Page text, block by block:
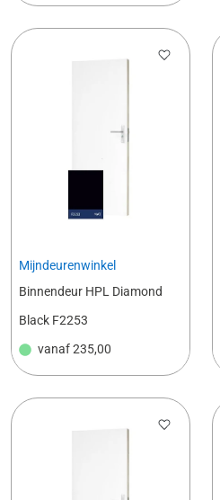
Mijndeurenwinkel
Binnendeur HPL Diamond
Black F2253
vanaf235,00